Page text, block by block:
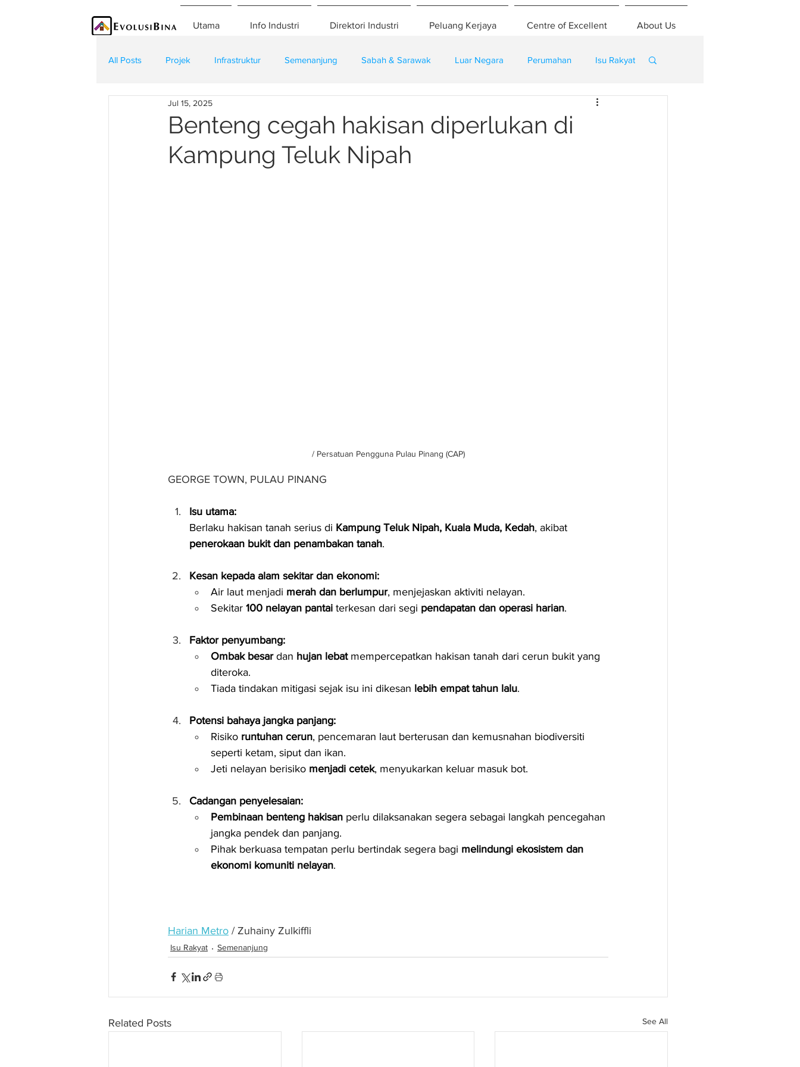
Utama Info Industri Direktori Industri Peluang Kerjaya Centre of Excellent About Us
All Posts Projek Infrastruktur Semenanjung Sabah & Sarawak Luar Negara Perumahan Isu Rakyat
Teknologi Kontraktor
Benteng cegah hakisan diperlukan di
Kampung Teluk Nipah
Jul 15, 2025
/ Persatuan Pengguna Pulau Pinang (CAP)
GEORGE TOWN, PULAU PINANG
Isu utama:
Berlaku hakisan tanah serius di Kampung Teluk Nipah, Kuala Muda, Kedah, akibat
penerokaan bukit dan penambakan tanah.
Kesan kepada alam sekitar dan ekonomi:
Air laut menjadi merah dan berlumpur, menjejaskan aktiviti nelayan.
Sekitar 100 nelayan pantai terkesan dari segi pendapatan dan operasi harian.
Faktor penyumbang:
Ombak besar dan hujan lebat mempercepatkan hakisan tanah dari cerun bukit yang
diteroka.
Tiada tindakan mitigasi sejak isu ini dikesan lebih empat tahun lalu.
Potensi bahaya jangka panjang:
Risiko runtuhan cerun, pencemaran laut berterusan dan kemusnahan biodiversiti
seperti ketam, siput dan ikan.
Jeti nelayan berisiko menjadi cetek, menyukarkan keluar masuk bot.
Cadangan penyelesaian:
Pembinaan benteng hakisan perlu dilaksanakan segera sebagai langkah pencegahan
jangka pendek dan panjang.
Pihak berkuasa tempatan perlu bertindak segera bagi melindungi ekosistem dan
ekonomi komuniti nelayan.
Harian Metro / Zuhainy Zulkiffli
Isu Rakyat Semenanjung
Related Posts See All